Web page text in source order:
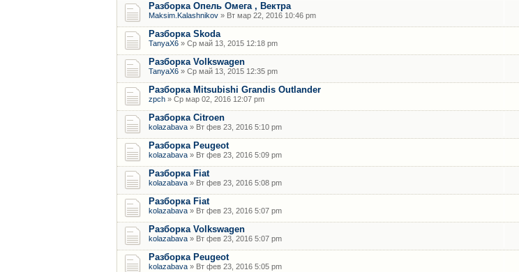
Разборка Опель Омега , Вектра
Maksim.Kalashnikov » Вт мар 22, 2016 10:46 pm
Разборка Skoda
TanyaX6 » Ср май 13, 2015 12:18 pm
Разборка Volkswagen
TanyaX6 » Ср май 13, 2015 12:35 pm
Разборка Mitsubishi Grandis Outlander
zpch » Ср мар 02, 2016 12:07 pm
Разборка Citroen
kolazabava » Вт фев 23, 2016 5:10 pm
Разборка Peugeot
kolazabava » Вт фев 23, 2016 5:09 pm
Разборка Fiat
kolazabava » Вт фев 23, 2016 5:08 pm
Разборка Fiat
kolazabava » Вт фев 23, 2016 5:07 pm
Разборка Volkswagen
kolazabava » Вт фев 23, 2016 5:07 pm
Разборка Peugeot
kolazabava » Вт фев 23, 2016 5:05 pm